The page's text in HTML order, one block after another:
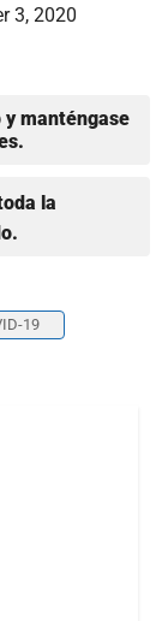
3, 2020
y manténgase
la
19